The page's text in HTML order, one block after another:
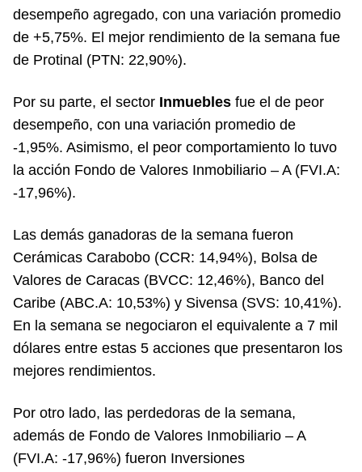
desempeño agregado, con una variación promedio
de +5,75%. El mejor rendimiento de la semana fue
de Protinal (PTN: 22,90%).
Por su parte, el sector Inmuebles fue el de peor
desempeño, con una variación promedio de
-1,95%. Asimismo, el peor comportamiento lo tuvo
la acción Fondo de Valores Inmobiliario – A (FVI.A:
-17,96%).
Las demás ganadoras de la semana fueron
Cerámicas Carabobo (CCR: 14,94%), Bolsa de
Valores de Caracas (BVCC: 12,46%), Banco del
Caribe (ABC.A: 10,53%) y Sivensa (SVS: 10,41%).
En la semana se negociaron el equivalente a 7 mil
dólares entre estas 5 acciones que presentaron los
mejores rendimientos.
Por otro lado, las perdedoras de la semana,
además de Fondo de Valores Inmobiliario – A
(FVI.A: -17,96%) fueron Inversiones